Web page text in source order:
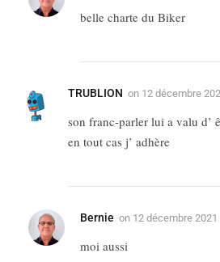
belle charte du Biker
TRUBLION on 12 décembre
son franc-parler lui a valu d’
en tout cas j’ adhère
Bernie on 12 décembre 2021
moi aussi